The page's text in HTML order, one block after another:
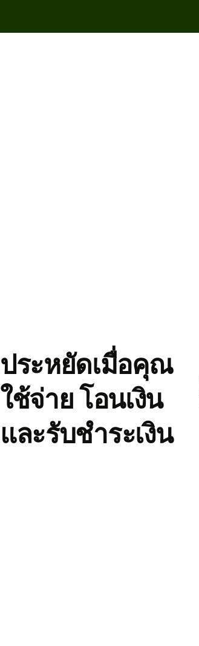
ประหยัดเมื่อคุณ
ใช้จ่าย โอนเงิน
และรับชำระเงิน